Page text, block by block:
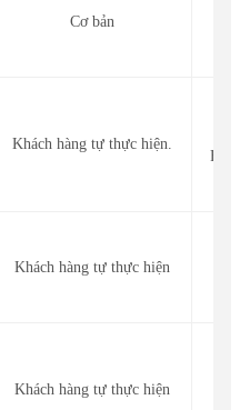
Cơ bản
Khách hàng tự thực hiện.
Khách hàng tự thực hiện
Khách hàng tự thực hiện